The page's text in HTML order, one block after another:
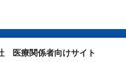
医療関係者向けサイト